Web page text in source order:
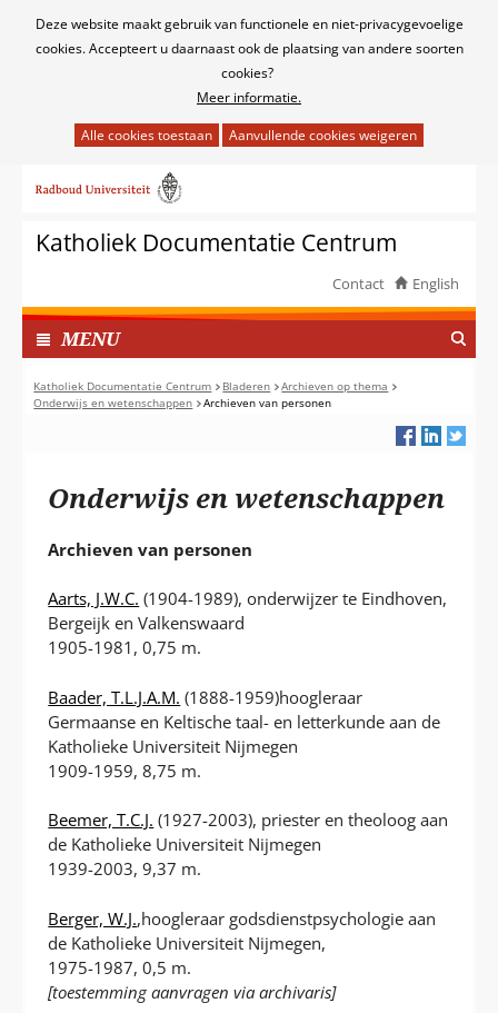
Cookies
Deze website maakt gebruik van functionele en niet-privacygevoelige
cookies. Accepteert u daarnaast ook de plaatsing van andere soorten
cookies?
Meer informatie.
het
van
cookies
deze
website
worden
toegestaan
of
naar
inhoudKatholiek Documentatie Centrum
Contact English
MENUI
N
G
E
P
Katholiek Documentatie Centrum Bladeren
Archieven op thema
Onderwijs en wetenschappen
Archieven van personen
Onderwijs en wetenschappen
Archieven van personen
Aarts, J.W.C. (1904-1989), onderwijzer te Eindhoven,
Bergeijk en Valkenswaard
1905-1981, 0,75 m.
Baader, T.L.J.A.M. (1888-1959)hoogleraar
Germaanse en Keltische taal- en letterkunde aan de
Katholieke Universiteit Nijmegen
1909-1959, 8,75 m.
Beemer, T.C.J. (1927-2003), priester en theoloog aan
de Katholieke Universiteit Nijmegen
1939-2003, 9,37 m.
Berger, W.J.,hoogleraar godsdienstpsychologie aan
de Katholieke Universiteit Nijmegen,
1975-1987, 0,5 m.
[toestemming aanvragen via archivaris]